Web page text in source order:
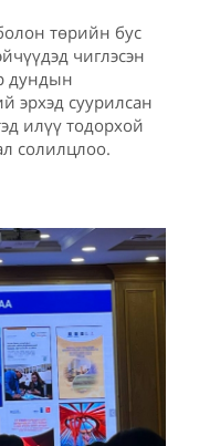
төрийн бус
чиглэсэн
дундын
эрхэд суурилсан
илүү тодорхой
солилцлоо.